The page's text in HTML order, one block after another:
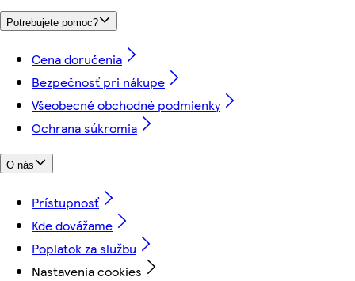
Potrebujete pomoc?
Cena doručenia
Bezpečnosť pri nákupe
Všeobecné obchodné podmienky
Ochrana súkromia
O nás
Prístupnosť
Kde dovážame
Poplatok za službu
Nastavenia cookies